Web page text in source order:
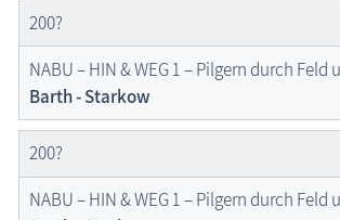
200?
NABU – HIN & WEG 1 – Pilgern durch Feld
Barth - Starkow
200?
NABU – HIN & WEG 1 – Pilgern durch Feld